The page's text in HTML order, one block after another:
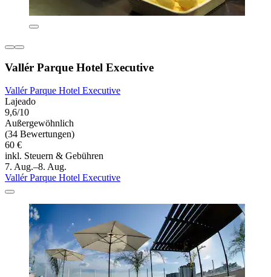
Vallér Parque Hotel Executive
Vallér Parque Hotel Executive
Lajeado
9,6/10
Außergewöhnlich
(34 Bewertungen)
60 €
inkl. Steuern & Gebühren
7. Aug.–8. Aug.
Vallér Parque Hotel Executive